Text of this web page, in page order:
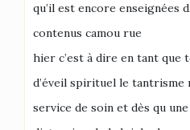
qu’il est encore enseignées
contenus camou rue
hier c’est à dire en tant que
d’éveil spirituel le tantrisme
service de soin et dès qu